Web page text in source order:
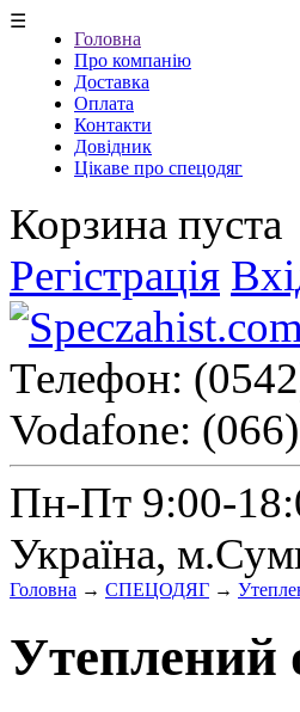
☰
Головна
Про компанію
Доставка
Оплата
Контакти
Довідник
Цікаве про спецодяг
Корзина пуста
Регістрація
Телефон:
Vodafone:
Пн-Пт 9:00-
Україна,
Головна → СПЕЦОДЯГ →
Утеплений